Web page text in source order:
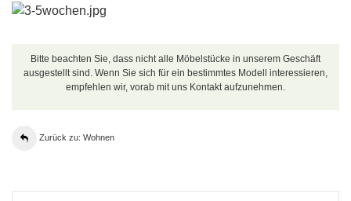
Bitte beachten Sie, dass nicht alle Möbelstücke in unserem Geschäft
ausgestellt sind. Wenn Sie sich für ein bestimmtes Modell interessieren,
empfehlen wir, vorab mit uns Kontakt aufzunehmen.
Zurück zu: Wohnen